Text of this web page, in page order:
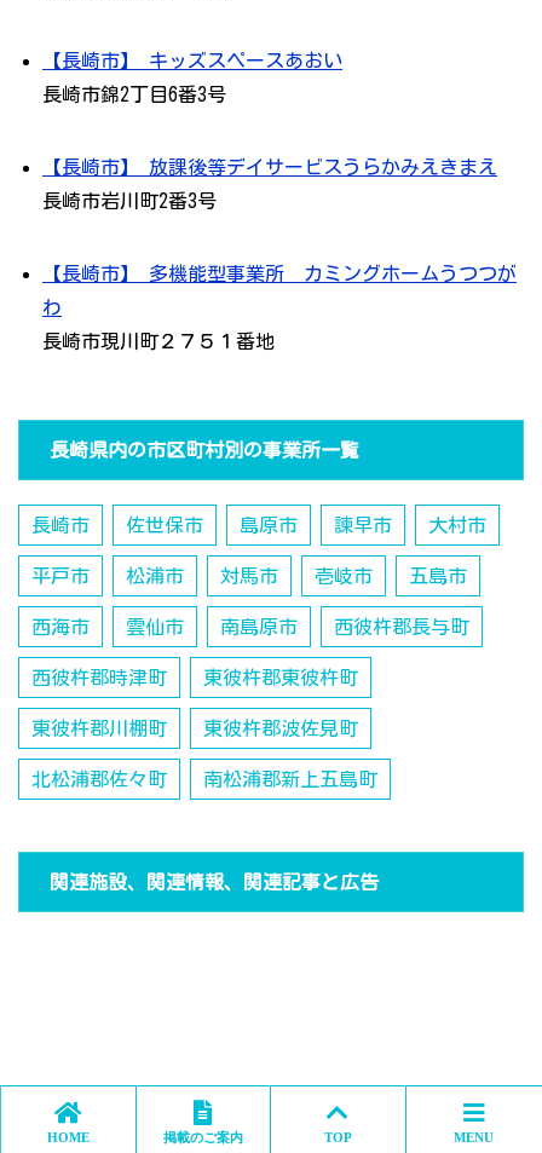
【長崎市】 キッズスペースあおい
長崎市錦2丁目6番3号
【長崎市】 放課後等デイサービスうらかみえきまえ
長崎市岩川町2番3号
【長崎市】 多機能型事業所 カミングホームうつつが
わ
長崎市現川町２７５１番地
長崎県内の市区町村別の事業所一覧
長崎市 佐世保市 島原市 諫早市 大村市
平戸市 松浦市 対馬市 壱岐市 五島市
西海市 雲仙市 南島原市 西彼杵郡長与町
西彼杵郡時津町 東彼杵郡東彼杵町
東彼杵郡川棚町 東彼杵郡波佐見町
北松浦郡佐々町 南松浦郡新上五島町
関連施設、関連情報、関連記事と広告
HOME 掲載のご案内 TOP MENU